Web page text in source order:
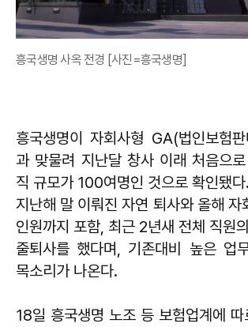
흥국생명 사옥 전경 [사진=흥국생명]
흥국생명이 자회사형 GA(법인보험
과 맞물려 지난달 창사 이래 처음으
직 규모가 100여명인 것으로 확인됐
지난해 말 이뤄진 자연 퇴사와 올해 자
인원까지 포함, 최근 2년새 전체 직원
줄퇴사를 했다며, 기존대비 높은 업
목소리가 나온다.
18일 흥국생명 노조 등 보험업계에